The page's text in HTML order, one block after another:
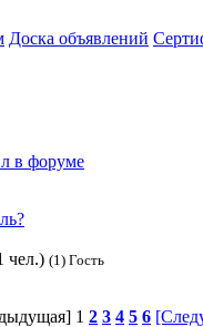
Доска объявлений
в форуме
чел.) (1) Гость
1 2 3 4 5 6